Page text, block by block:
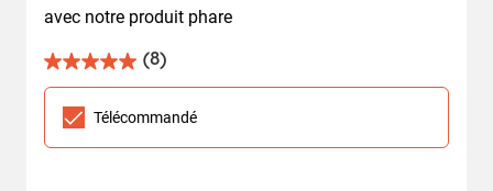
avec notre produit phare
(8)
5.0
sur
étoiles.
8
Télécommandé